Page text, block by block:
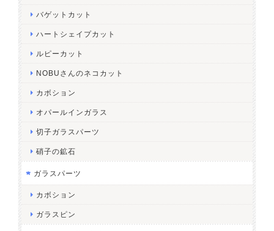
バゲットカット
ハートシェイプカット
ルピーカット
NOBUさんのネコカット
カボション
オパールインガラス
切子ガラスパーツ
硝子の鉱石
ガラスパーツ
カボション
ガラスピン